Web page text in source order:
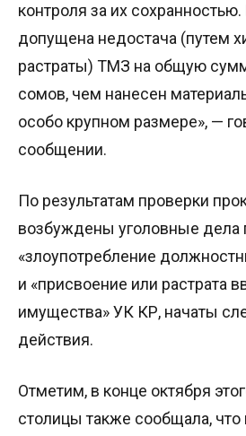
контроля за их
допущена недостача (путем
растраты) ТМЗ на общую
сомов, чем нанесен
особо крупном размере», —
сообщении.
По результатам проверки
возбуждены уголовные дела
«злоупотребление
и «присвоение или растрата
имущества» УК КР, начаты
действия.
Отметим, в конце октября
столицы также сообщала,